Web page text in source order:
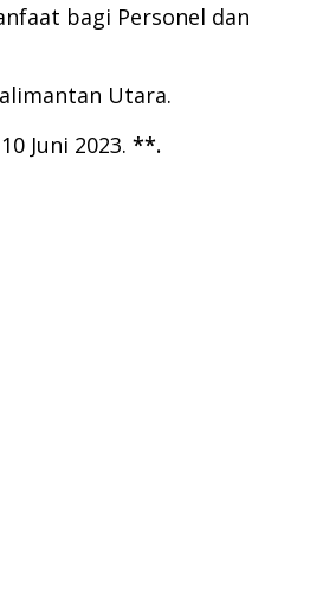
bagi Personel dan
Utara.
Juni 2023. **.